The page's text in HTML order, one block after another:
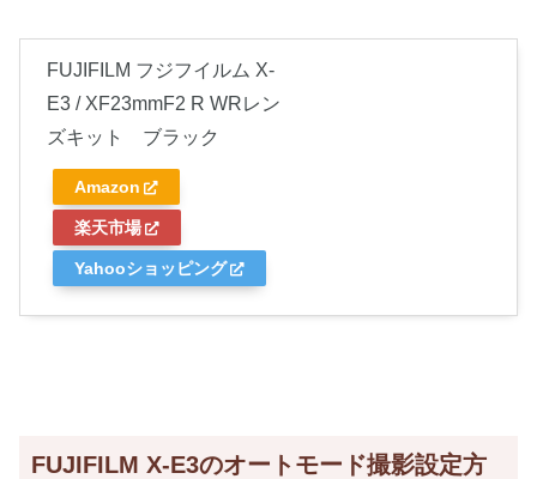
FUJIFILM フジフイルム X-
E3 / XF23mmF2 R WRレン
ズキット ブラック
Amazon
楽天市場
Yahooショッピング
FUJIFILM X-E3のオートモード撮影設定方